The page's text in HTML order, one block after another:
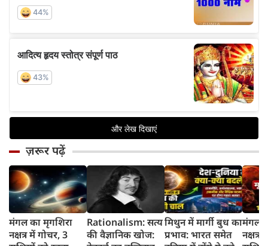
ज़रूर पढ़ें
मंगल का मृगशिरा
नक्षत्र में गोचर, 3
Rationalism: सत्य
की वैज्ञानिक खोज:
मिथुन में मार्गी बुध का
प्रभाव: भारत समेत
मंगल
नक्षत्र